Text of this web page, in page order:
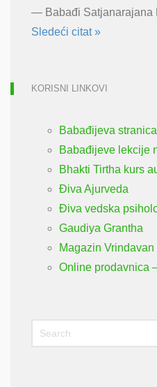
— Babađi Satjanarajana
Sledeći citat »
KORISNI LINKOVI
Babađijeva
Babađijeve lekcije
Bhakti Tirtha kurs
Điva Ajurveda
Điva vedska
Gaudiya Grantha
Magazin
Online prodavnica